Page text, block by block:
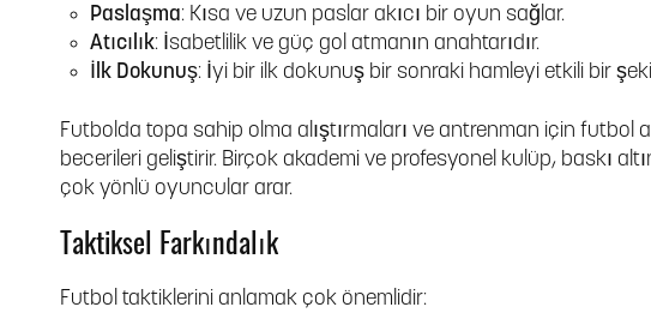
Paslaşma: Kısa ve uzun paslar akıcı bir oyun sağlar.
Atıcılık: İsabetlilik ve güç gol atmanın anahtarıdır.
İlk Dokunuş: İyi bir ilk dokunuş bir sonraki hamleyi etkili bir
Futbolda topa sahip olma alıştırmaları ve antrenman için futbol
becerileri geliştirir. Birçok akademi ve profesyonel kulüp, baskı
çok yönlü oyuncular arar.
Taktiksel Farkındalık
Futbol taktiklerini anlamak çok önemlidir: